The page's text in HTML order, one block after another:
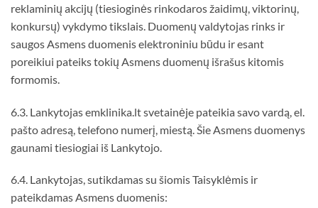
reklaminių akcijų (tiesioginės rinkodaros žaidimų, viktorinų,
konkursų) vykdymo tikslais. Duomenų valdytojas rinks ir
saugos Asmens duomenis elektroniniu būdu ir esant
poreikiui pateiks tokių Asmens duomenų išrašus kitomis
formomis.
6.3. Lankytojas emklinika.lt svetainėje pateikia savo vardą, el.
pašto adresą, telefono numerį, miestą. Šie Asmens duomenys
gaunami tiesiogiai iš Lankytojo.
6.4. Lankytojas, sutikdamas su šiomis Taisyklėmis ir
pateikdamas Asmens duomenis: